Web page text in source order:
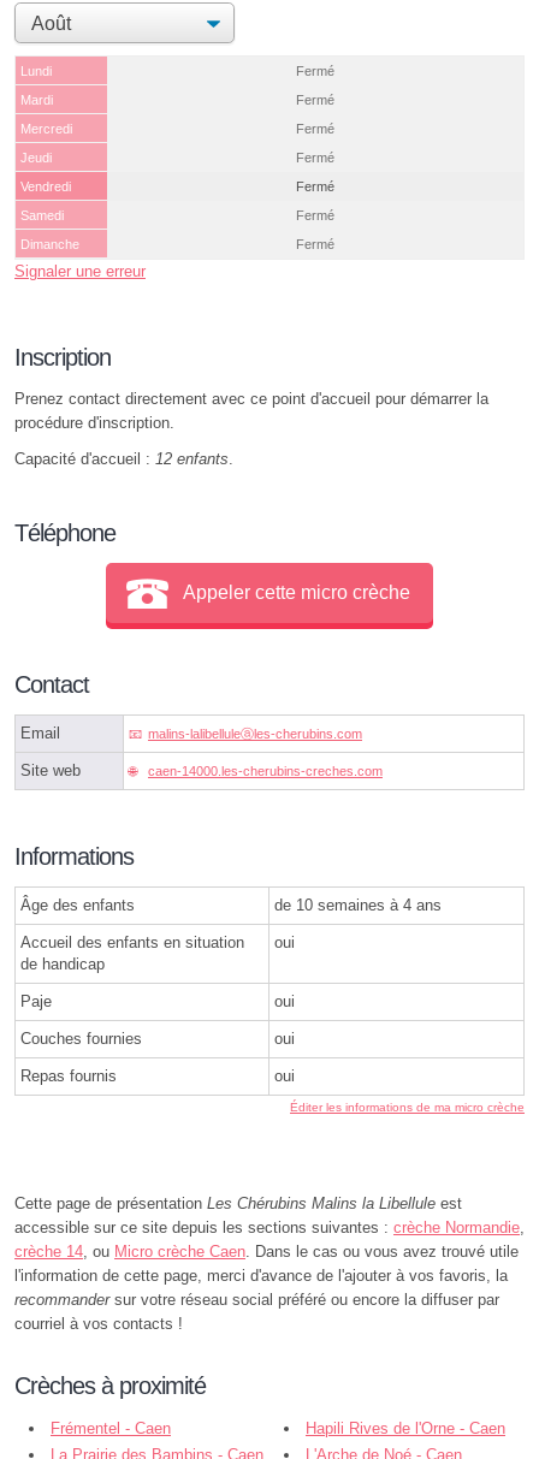
Lundi
Fermé
Mardi
Fermé
Mercredi
Fermé
Jeudi
Fermé
Vendredi
Fermé
Samedi
Fermé
Dimanche
Fermé
Signaler une erreur
Inscription
Prenez contact directement avec ce point d'accueil pour démarrer la
procédure d'inscription.
Capacité d'accueil : 12 enfants
Téléphone
Appeler cette micro crèche
Contact
Email malins-lalibelluleⓐles-cherubins.com
Site web caen-14000.les-cherubins-creches.com
Informations
Âge des enfants de 10 semaines à 4 ans
Accueil des enfants en situation
de handicap
oui
Paje oui
Couches fournies oui
Repas fournis oui
Éditer les informations de ma micro crèche
Cette page de présentation Les Chérubins Malins la Libellule est
accessible sur ce site depuis les sections suivantes : crèche Normandie
crèche 14 , ou Micro crèche Caen . Dans le cas ou vous avez trouvé utile
l'information de cette page, merci d'avance de l'ajouter à vos favoris, la
recommandersur votre réseau social préféré ou encore la diffuser par
courriel à vos contacts !
Crèches à proximité
Frémentel - Caen
Hapili Rives de l'Orne - Caen
La Prairie des Bambins - Caen
L'Arche de Noé - Caen